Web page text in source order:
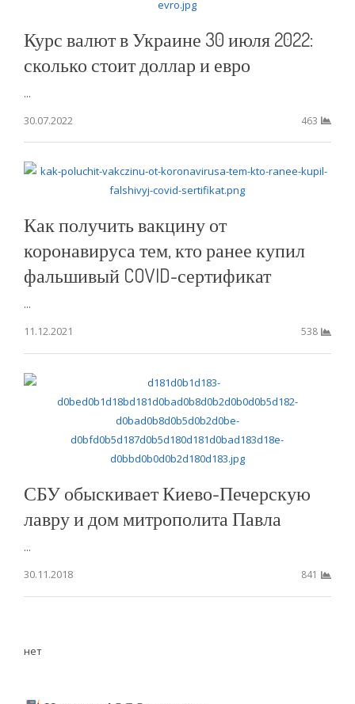
Курс валют в Украине 30 июля 2022:
сколько стоит доллар и евро
...
30.07.2022
463
Как получить вакцину от
коронавируса тем, кто ранее купил
фальшивый COVID-сертификат
...
11.12.2021
538
СБУ обыскивает Киево-Печерскую
лавру и дом митрополита Павла
...
30.11.2018
841
нет